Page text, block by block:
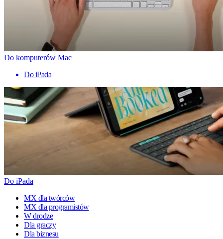
Do komputerów Mac
Do iPada
Do iPada
MX dla twórców
MX dla programistów
W drodze
Dla graczy
Dla biznesu